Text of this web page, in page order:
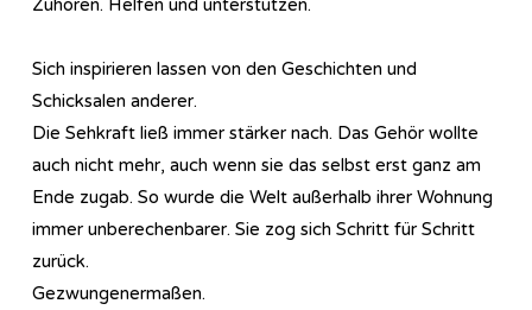
Zuhören. Helfen und unterstützen.
Sich inspirieren lassen von den Geschichten und
Schicksalen anderer.
Die Sehkraft ließ immer stärker nach. Das Gehör wollte
auch nicht mehr, auch wenn sie das selbst erst ganz am
Ende zugab. So wurde die Welt außerhalb ihrer Wohnung
immer unberechenbarer. Sie zog sich Schritt für Schritt
zurück.
Gezwungenermaßen.